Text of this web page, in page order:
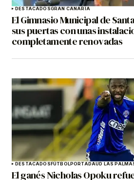
DESTACADOSGRAN CANARIA
El Gimnasio Municipal de
sus puertas con unas
completamente renovadas
DESTACADOSFÚTBOLPORTADAUD LAS
El ganés Nicholas Opoku